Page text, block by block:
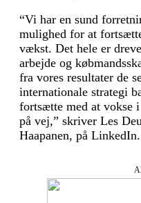
“Vi har en sund
mulighed for at
vækst. Det hele er
arbejde og
fra vores resultater de
internationale strategi
fortsætte med at vokse
på vej,” skriver Les
Haapanen, på LinkedIn.